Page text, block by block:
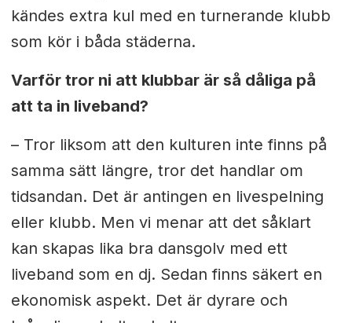
kändes extra kul med en turnerande klubb
som kör i båda städerna.
Varför tror ni att klubbar är så dåliga på
att ta in liveband?
– Tror liksom att den kulturen inte finns på
samma sätt längre, tror det handlar om
tidsandan. Det är antingen en livespelning
eller klubb. Men vi menar att det såklart
kan skapas lika bra dansgolv med ett
liveband som en dj. Sedan finns säkert en
ekonomisk aspekt. Det är dyrare och